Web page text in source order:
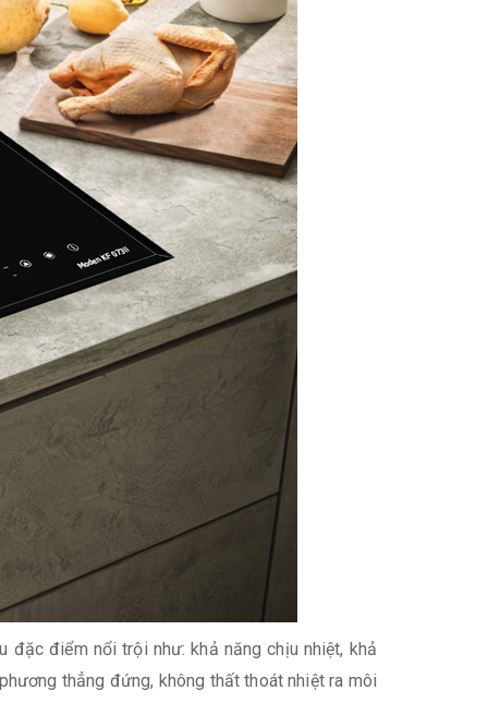
điểm nổi trội như: khả năng chịu nhiệt, khả
thẳng đứng, không thất thoát nhiệt ra môi